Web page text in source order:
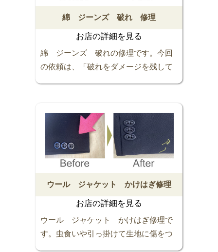
ださい ٩(^‿^)۶
綿 ジーンズ 破れ 修理
お店の詳細を見る
綿 ジーンズ 破れの修理です。今回
の依頼は、「破れをダメージを残して
あります。サッパリきれいになりまし
た。お気軽にご相談ください。スッキ
リ解決します (o^^o)
ウール ジャケット かけはぎ修理
お店の詳細を見る
ウール ジャケット かけはぎ修理で
す。虫食いや引っ掛けて生地に傷をつ